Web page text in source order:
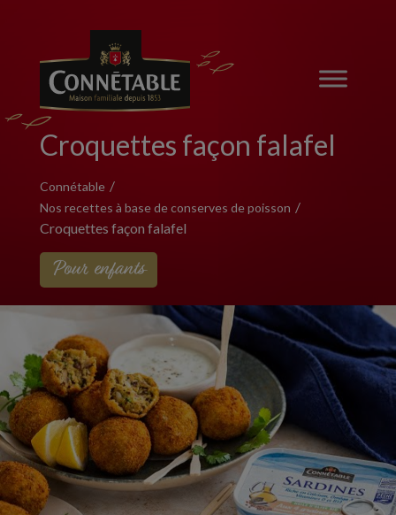
Croquettes façon falafel
Connétable
Nos recettes à base de conserves de poisson
Croquettes façon falafel
Pour enfants